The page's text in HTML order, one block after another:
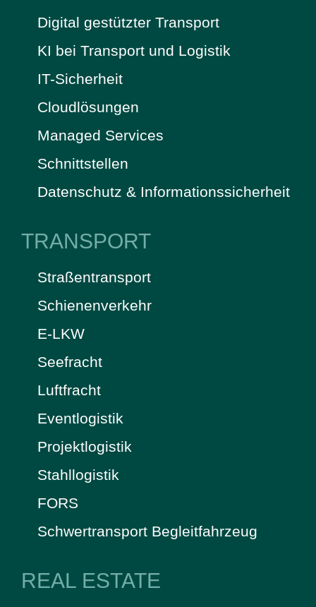
Digital gestützter Transport
KI bei Transport und Logistik
IT-Sicherheit
Cloudlösungen
Managed Services
Schnittstellen
Datenschutz & Informationssicherheit
TRANSPORT
Straßentransport
Schienenverkehr
E-LKW
Seefracht
Luftfracht
Eventlogistik
Projektlogistik
Stahllogistik
FORS
Schwertransport Begleitfahrzeug
REAL ESTATE